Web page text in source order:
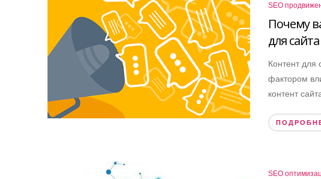
SEO
Почему
для сайта
Контент для
фактором
контент
SEO